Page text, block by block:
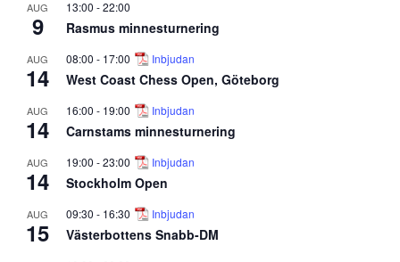
AUG
9
13:00 -22:00
Rasmus minnesturnering
AUG
14
08:00 - 17:00 Inbjudan
West Coast Chess Open, Göteborg
AUG
14
16:00 - 19:00 Inbjudan
Carnstams minnesturnering
AUG
14
19:00 -23:00 Inbjudan
Stockholm Open
AUG
15
09:30 - 16:30 Inbjudan
Västerbottens Snabb-DM